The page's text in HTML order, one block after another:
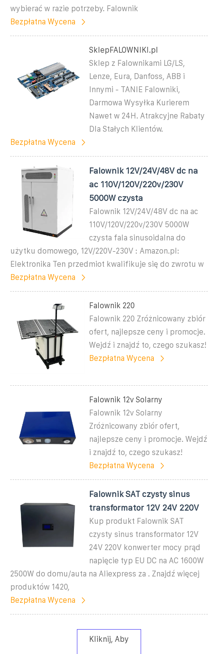
wybierać w razie potrzeby. Falownik
Bezpłatna Wycena
SklepFALOWNIKI.pl
Sklep z Falownikami LG/LS,
Lenze, Eura, Danfoss, ABB i
Innymi - TANIE Falowniki,
Darmowa Wysyłka Kurierem
Nawet w 24H. Atrakcyjne Rabaty
Dla Stałych Klientów.
Bezpłatna Wycena
Falownik 12V/24V/48V dc na
ac 110V/120V/220v/230V
5000W czysta
Falownik 12V/24V/48V dc na ac
110V/120V/220v/230V 5000W
czysta fala sinusoidalna do
użytku domowego, 12V/220V-230V : Amazon.pl:
Elektronika Ten przedmiot kwalifikuje się do zwrotu w
Bezpłatna Wycena
Falownik 220
Falownik 220 Zróżnicowany zbiór
ofert, najlepsze ceny i promocje.
Wejdź i znajdź to, czego szukasz!
Bezpłatna Wycena
Falownik 12v Solarny
Falownik 12v Solarny
Zróżnicowany zbiór ofert,
najlepsze ceny i promocje. Wejdź
i znajdź to, czego szukasz!
Bezpłatna Wycena
Falownik SAT czysty sinus
transformator 12V 24V 220V
Kup produkt Falownik SAT
czysty sinus transformator 12V
24V 220V konwerter mocy prąd
napięcie typ EU DC na AC 1600W
2500W do domu/auta na Aliexpress za . Znajdź więcej
produktów 1420,
Bezpłatna Wycena
Kliknij, Aby